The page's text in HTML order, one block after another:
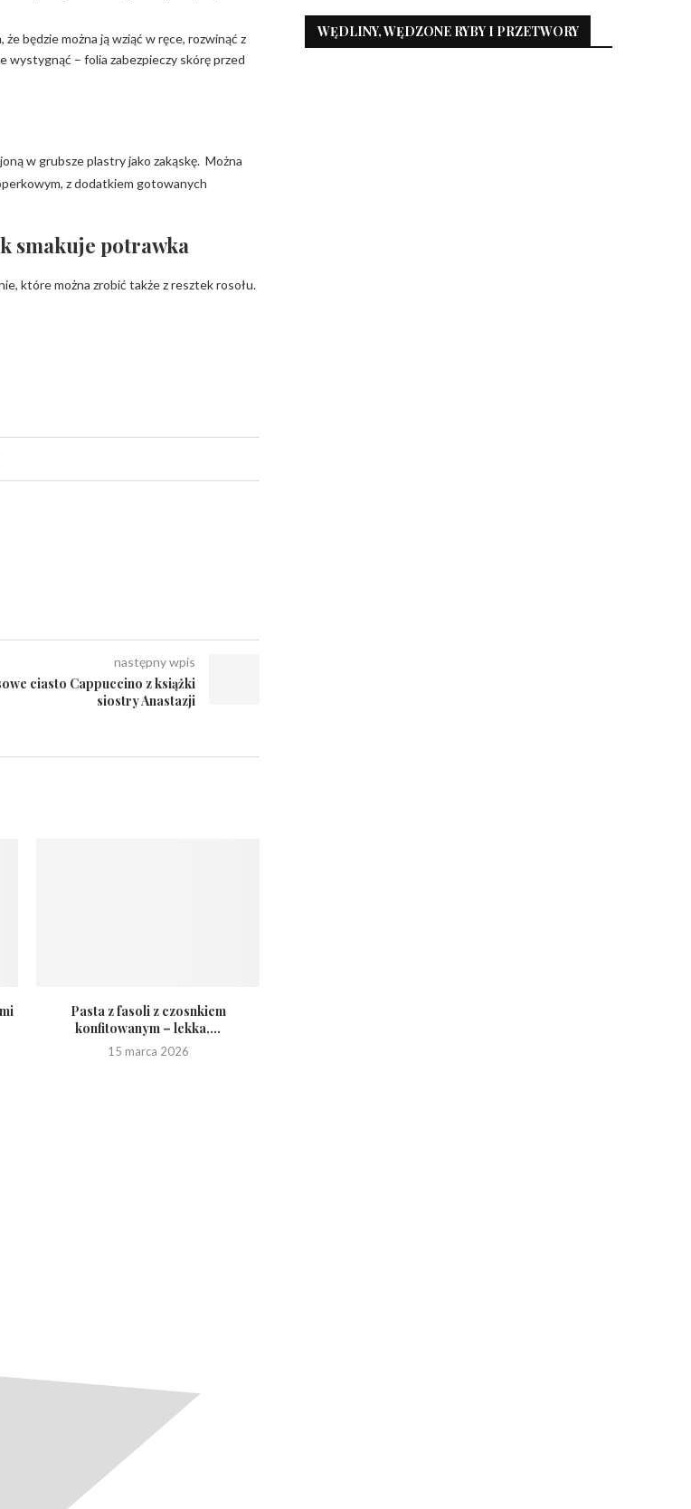
będzie można ją wziąć w ręce, rozwinąć z
wystygnąć – folia zabezpieczy skórę przed
w grubsze plastry jako zakąskę. Można
z dodatkiem gotowanych
smakuje potrawka
które można zrobić także z resztek rosołu.
następny wpis
ciasto Cappuccino z książki
siostry Anastazji
Pasta z fasoli z czosnkiem
konfitowanym – lekka,...
15 marca 2026
WĘDLINY, WĘDZONE RYBY I PRZETWORY